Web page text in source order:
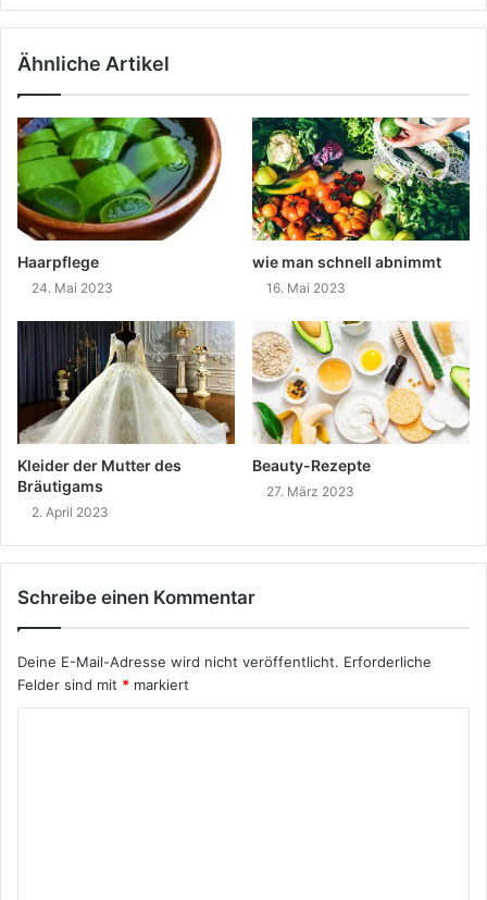
Ähnliche Artikel
Haarpflege
24. Mai 2023
wie man schnell abnimmt
16. Mai 2023
Kleider der Mutter des
Bräutigams
2. April 2023
Beauty-Rezepte
27. März 2023
Schreibe einen Kommentar
Deine E-Mail-Adresse wird nicht veröffentlicht. Erforderliche
Felder sind mit * markiert